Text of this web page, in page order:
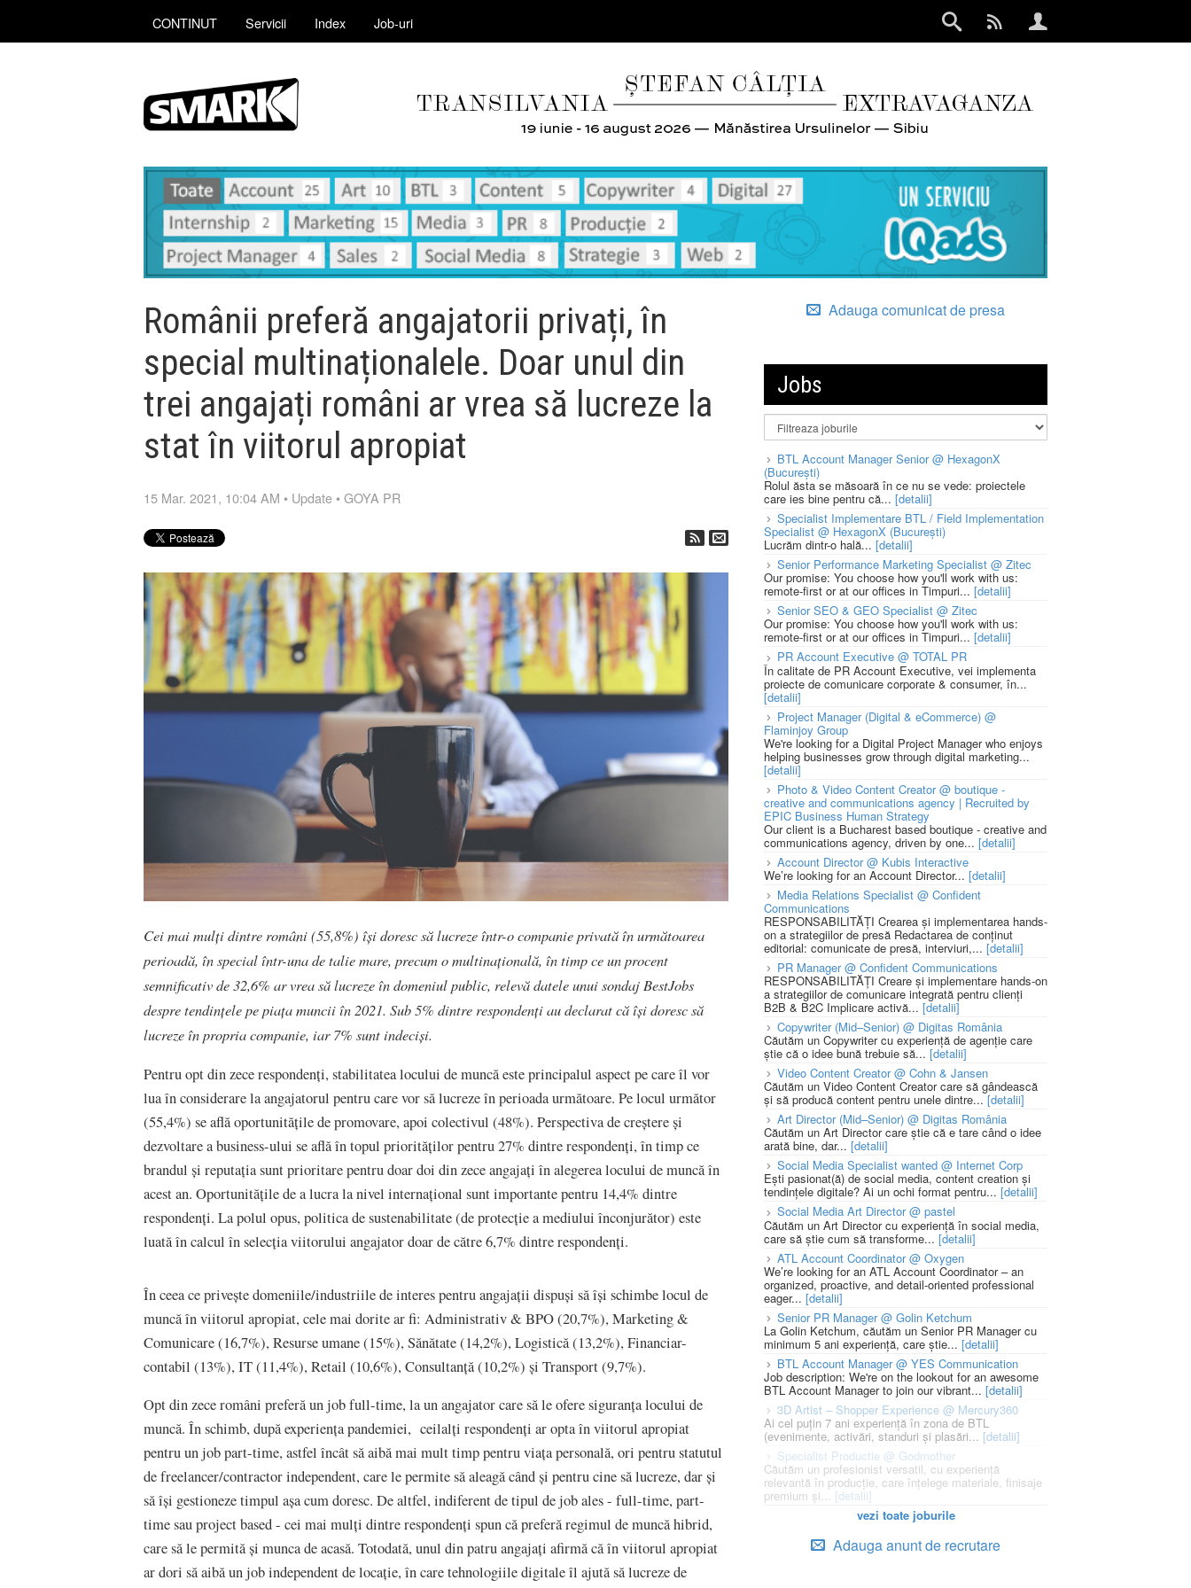
CONTINUT Servicii Index Job-uri
Românii preferă angajatorii privați, în
special multinaționalele. Doar unul din
trei angajați români ar vrea să lucreze la
stat în viitorul apropiat
15 Mar. 2021, 10:04 AM • Update •GOYA PR
Cei mai mulți dintre români (55,8%) își doresc să lucreze într-o companie privată în următoarea
perioadă, în special într-una de talie mare, precum o multinațională, în timp ce un procent
semnificativ de 32,6% ar vrea să lucreze în domeniul public, relevă datele unui sondaj BestJobs
despre tendințele pe piața muncii în 2021. Sub 5% dintre respondenți au declarat că își doresc să
lucreze în propria companie, iar 7% sunt indeciși.
Pentru opt din zece respondenți, stabilitatea locului de muncă este principalul aspect pe care îl vor
lua în considerare la angajatorul pentru care vor să lucreze în perioada următoare. Pe locul următor
(55,4%) se află oportunitățile de promovare, apoi colectivul (48%). Perspectiva de creștere și
dezvoltare a business-ului se află în topul priorităților pentru 27% dintre respondenți, în timp ce
brandul și reputația sunt prioritare pentru doar doi din zece angajați în alegerea locului de muncă în
acest an. Oportunitățile de a lucra la nivel internațional sunt importante pentru 14,4% dintre
respondenți. La polul opus, politica de sustenabilitate (de protecție a mediului înconjurător) este
luată în calcul în selecția viitorului angajator doar de către 6,7% dintre respondenți.
În ceea ce privește domeniile/industriile de interes pentru angajații dispuși să își schimbe locul de
muncă în viitorul apropiat, cele mai dorite ar fi: Administrativ & BPO (20,7%), Marketing &
Comunicare (16,7%), Resurse umane (15%), Sănătate (14,2%), Logistică (13,2%), Financiar-
contabil (13%), IT (11,4%), Retail (10,6%), Consultanță (10,2%) și Transport (9,7%).
Opt din zece români preferă un job full-time, la un angajator care să le ofere siguranța locului de
muncă. În schimb, după experiența pandemiei, ceilalți respondenți ar opta în viitorul apropiat
pentru un job part-time, astfel încât să aibă mai mult timp pentru viața personală, ori pentru statutul
de freelancer/contractor independent, care le permite să aleagă când și pentru cine să lucreze, dar și
să își gestioneze timpul așa cum doresc. De altfel, indiferent de tipul de job ales - full-time, part-
time sau project based - cei mai mulți dintre respondenți spun că preferă regimul de muncă hibrid,
care să le permită și munca de acasă. Totodată, unul din patru angajați afirmă că în viitorul apropiat
ar dori să aibă un job independent de locație, în care tehnologiile digitale îl ajută să lucreze de
Adauga comunicat de presa
Jobs
BTL Account Manager Senior @ HexagonX
(București)
Rolul ăsta se măsoară în ce nu se vede: proiectele
care ies bine pentru că... [detalii]
Specialist Implementare BTL / Field Implementation
Specialist @ HexagonX (București)
Lucrăm dintr-o hală... [detalii]
Senior Performance Marketing Specialist @ Zitec
Our promise: You choose how you'll work with us:
remote-first or at our offices in Timpuri... [detalii]
Senior SEO & GEO Specialist @ Zitec
Our promise: You choose how you'll work with us:
remote-first or at our offices in Timpuri... [detalii]
PR Account Executive @ TOTAL PR
În calitate de PR Account Executive, vei implementa
proiecte de comunicare corporate & consumer, în...
[detalii]
Project Manager (Digital & eCommerce) @
Flaminjoy Group
We're looking for a Digital Project Manager who enjoys
helping businesses grow through digital marketing...
[detalii]
Photo & Video Content Creator @ boutique -
creative and communications agency | Recruited by
EPIC Business Human Strategy
Our client is a Bucharest based boutique - creative and
communications agency, driven by one... [detalii]
Account Director @ Kubis Interactive
We’re looking for an Account Director... [detalii]
Media Relations Specialist @ Confident
Communications
RESPONSABILITĂȚI Crearea și implementarea hands-
on a strategiilor de presă Redactarea de conținut
editorial: comunicate de presă, interviuri,... [detalii]
PR Manager @ Confident Communications
RESPONSABILITĂȚI Creare și implementare hands-on
a strategiilor de comunicare integrată pentru clienți
B2B & B2C Implicare activă... [detalii]
Copywriter (Mid–Senior) @ Digitas România
Căutăm un Copywriter cu experiență de agenție care
știe că o idee bună trebuie să... [detalii]
Video Content Creator @ Cohn & Jansen
Căutăm un Video Content Creator care să gândească
și să producă content pentru unele dintre... [detalii]
Art Director (Mid–Senior) @ Digitas România
Căutăm un Art Director care știe că e tare când o idee
arată bine, dar... [detalii]
Social Media Specialist wanted @ Internet Corp
Ești pasionat(ă) de social media, content creation și
tendințele digitale? Ai un ochi format pentru... [detalii]
Social Media Art Director @ pastel
Căutăm un Art Director cu experiență în social media,
care să știe cum să transforme... [detalii]
ATL Account Coordinator @ Oxygen
We’re looking for an ATL Account Coordinator – an
organized, proactive, and detail-oriented professional
eager... [detalii]
Senior PR Manager @ Golin Ketchum
La Golin Ketchum, căutăm un Senior PR Manager cu
minimum 5 ani experiență, care știe... [detalii]
BTL Account Manager @ YES Communication
Job description: We're on the lookout for an awesome
BTL Account Manager to join our vibrant... [detalii]
3D Artist – Shopper Experience @ Mercury360
Ai cel puțin 7 ani experiență în zona de BTL
(evenimente, activări, standuri și plasări... [detalii]
Specialist Productie @ Godmother
Căutăm un profesionist versatil, cu experiență
relevantă în producție, care înțelege materiale, finisaje
premium și... [detalii]
vezi toate joburile
Adauga anunt de recrutare